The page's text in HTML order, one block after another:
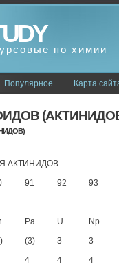
по химии
Популярное Карта
АКТИНИДОВ.
91 92 93
Pa U
Np
(3)
4
3
4
3
4